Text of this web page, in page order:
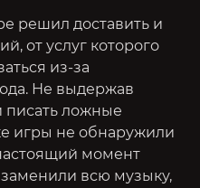
решил доставить и
от услуг которого
из-за
Не выдержав
писать ложные
игры не обнаружили
момент
всю музыку,